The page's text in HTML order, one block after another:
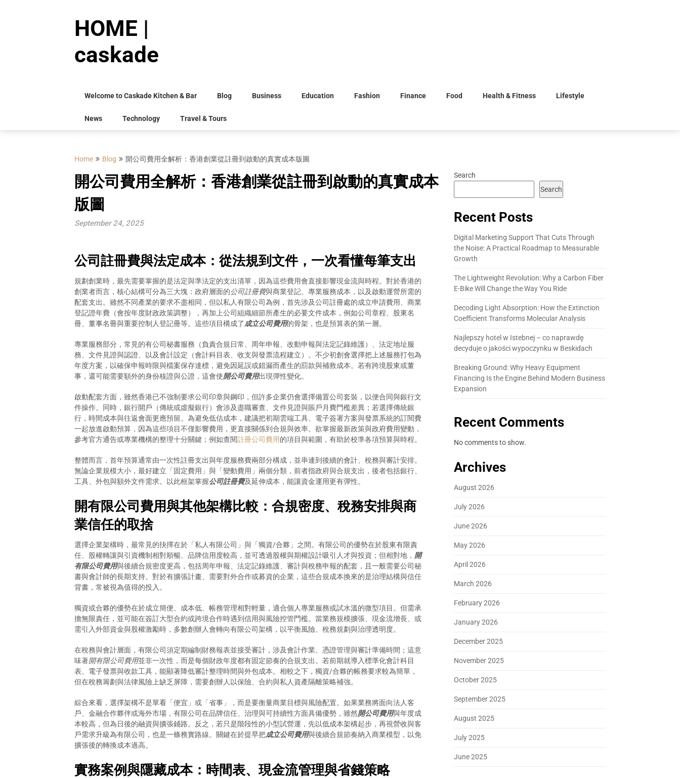
HOME |
caskade
Welcome to Caskade Kitchen & Bar Blog Business Education Fashion Finance Food Health & Fitness Lifestyle
News Technology Travel & Tours
Home Blog 開公司費用全解析：香港創業從註冊到啟動的真實成本版圖
開公司費用全解析：香港創業從註冊到啟動的真實成本
版圖
September 24, 2025
公司註冊費與法定成本：從法規到文件，一次看懂每筆支出
規劃創業時，最先需要掌握的是法定與準法定的支出清單，因為這些費用會直接影響現金流與時程。對於香港的
創業者而言，核心結構可分為三大塊：政府層面的公司註冊費與商業登記、專業服務成本，以及啟動運營所需的
配套支出。雖然不同產業的要求不盡相同，但以私人有限公司為例，首先涉及公司註冊處的成立申請費用、商業
登記證年費（會按年度財政政策調整），再加上公司組織細節所產生的必要文件成本，例如公司章程、股東名
冊、董事名冊與重要控制人登記冊等。這些項目構成了成立公司費用的骨架，也是預算表的第一層。
專業服務部分，常見的有公司秘書服務（負責合規日常、周年申報、改動申報與法定記錄維護）、法定地址服
務、文件見證與認證、以及會計設定（會計科目表、收支與發票流程建立）。不少初創會選擇把上述服務打包為
年度方案，以確保申報時限與檔案保存達標，避免因延誤或錯漏而產生的罰款與補救成本。若有跨境股東或董
事，還可能需要額外的身份核證與公證，這會使開公司費用出現彈性變化。
啟動配套方面，雖然香港已不強制要求公司印章與鋼印，但許多企業仍會選擇備置公司套裝，以便合同與銀行文
件操作。同時，銀行開戶（傳統或虛擬銀行）會涉及盡職審查、文件見證與賬戶月費門檻差異；若選擇傳統銀
行，時間成本與往返會面更應預留。為避免低估成本，建議把初期雲端工具、電子簽署方案與發票系統的訂閱費
一起放進啟動預算，因為這些項目不僅影響費用，更直接關係到合規與效率。欲掌握最新政策與政府費用變動，
參考官方通告或專業機構的整理十分關鍵；例如查閱註冊公司費用的項目與範圍，有助於校準各項預算與時程。
整體而言，首年預算通常由一次性註冊支出與年度服務費兩部分構成，並串連到後續的會計、稅務與審計安排。
無論企業規模大小，最好建立「固定費用」與「變動費用」兩個分類，前者指政府與合規支出，後者包括銀行、
工具、外包與額外文件需求。以此框架掌握公司註冊費及延伸成本，能讓資金運用更有彈性。
開有限公司費用與其他架構比較：合規密度、稅務安排與商
業信任的取捨
選擇企業架構時，最常見的抉擇在於「私人有限公司」與「獨資/合夥」之間。有限公司的優勢在於股東有限責
任、股權轉讓與引資機制相對順暢、品牌信用度較高，並可透過股權與期權設計吸引人才與投資；但相對地， 開
有限公司費用與後續合規密度更高，包括周年申報、法定記錄維護、審計與稅務申報的配套，且一般需要公司秘
書與會計師的長期支持。對於有擴張計畫、需要對外合作或募資的企業，這些合規成本換來的是治理結構與信任
背書，常被視為值得的投入。
獨資或合夥的優勢在於成立簡便、成本低、帳務管理相對輕量，適合個人專業服務或試水溫的微型項目。但需承
擔無限責任，並可能在簽訂大型合約或跨境合作時遇到信用與風險控管門檻。當業務規模擴張、現金流增長、或
需引入外部資金與股權激勵時，多數創辦人會轉向有限公司架構，以平衡風險、稅務規劃與治理透明度。
在稅務與會計層面，有限公司須定期編制財務報表並接受審計，涉及會計作業、憑證管理與審計準備時間；這意
味著開有限公司費用並非一次性，而是每個財政年度都有固定節奏的合規支出。若前期就導入標準化會計科目
表、電子發票與收款工具，能顯著降低審計整理時間與外包成本。相較之下，獨資/合夥的帳務要求較為簡單，
但在稅務籌劃與法律風險上缺乏屏障，需要創辦人以保險、合約與私人資產隔離策略補強。
綜合來看，選擇架構不是單看「便宜」或「省事」，而是要衡量商業目標與風險配置。如果業務將面向法人客
戶、金融合作夥伴或海外市場，有限公司在品牌信任、治理與可持續性方面具備優勢，雖然開公司費用與年度成
本較高，但為日後的融資與擴張鋪路。反之，若只是階段性的小型試營運，先以低成本架構起步，再視營收與客
戶需求升級為有限公司，也是一條務實路線。關鍵在於提早把成立公司費用與後續合規節奏納入商業模型，以免
擴張後的轉換成本過高。
實務案例與隱藏成本：時間表、現金流管理與省錢策略
Search
Search
Recent Posts
Digital Marketing Support That Cuts Through
the Noise: A Practical Roadmap to Measurable
Growth
The Lightweight Revolution: Why a Carbon Fiber
E-Bike Will Change the Way You Ride
Decoding Light Absorption: How the Extinction
Coefficient Transforms Molecular Analysis
Najlepszy hotel w Istebnej – co naprawdę
decyduje o jakości wypoczynku w Beskidach
Breaking Ground: Why Heavy Equipment
Financing Is the Engine Behind Modern Business
Expansion
Recent Comments
No comments to show.
Archives
August 2026
July 2026
June 2026
May 2026
April 2026
March 2026
February 2026
January 2026
December 2025
November 2025
October 2025
September 2025
August 2025
July 2025
June 2025